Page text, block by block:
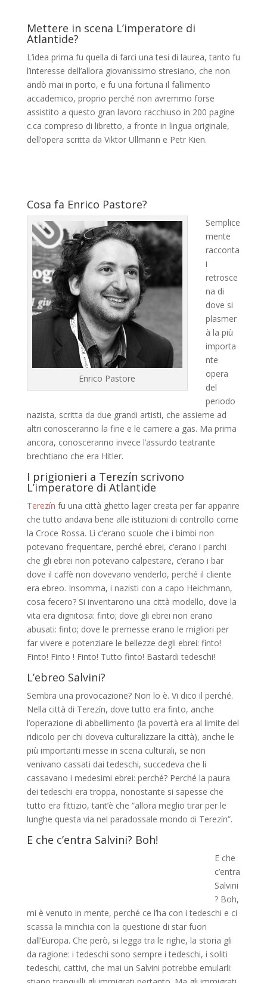
Mettere in scena L’imperatore di
Atlantide?
L’idea prima fu quella di farci una tesi di laurea, tanto fu
l’interesse dell’allora giovanissimo stresiano, che non
andò mai in porto, e fu una fortuna il fallimento
accademico, proprio perché non avremmo forse
assistito a questo gran lavoro racchiuso in 200 pagine
c.ca compreso di libretto, a fronte in lingua originale,
dell’opera scritta da Viktor Ullmann e Petr Kien.
Cosa fa Enrico Pastore?
Enrico Pastore
Semplice
mente
racconta
i
retrosce
na di
dove si
plasmer
à la più
importa
nte
opera
del
periodo
nazista, scritta da due grandi artisti, che assieme ad
altri conosceranno la fine e le camere a gas. Ma prima
ancora, conosceranno invece l’assurdo teatrante
brechtiano che era Hitler.
I prigionieri a Terezín scrivono
L’imperatore di Atlantide
Terezín fu una città ghetto lager creata per far apparire
che tutto andava bene alle istituzioni di controllo come
la Croce Rossa. Lì c’erano scuole che i bimbi non
potevano frequentare, perché ebrei, c’erano i parchi
che gli ebrei non potevano calpestare, c’erano i bar
dove il caffè non dovevano venderlo, perché il cliente
era ebreo. Insomma, i nazisti con a capo Heichmann,
cosa fecero? Si inventarono una città modello, dove la
vita era dignitosa: finto; dove gli ebrei non erano
abusati: finto; dove le premesse erano le migliori per
far vivere e potenziare le bellezze degli ebrei: finto!
Finto! Finto ! Finto! Tutto finto! Bastardi tedeschi!
L’ebreo Salvini?
Sembra una provocazione? Non lo è. Vi dico il perché.
Nella città di Terezín, dove tutto era finto, anche
l’operazione di abbellimento (la povertà era al limite del
ridicolo per chi doveva culturalizzare la città), anche le
più importanti messe in scena culturali, se non
venivano cassati dai tedeschi, succedeva che li
cassavano i medesimi ebrei: perché? Perché la paura
dei tedeschi era troppa, nonostante si sapesse che
tutto era fittizio, tant’è che “allora meglio tirar per le
lunghe questa via nel paradossale mondo di Terezín”.
E che c’entra Salvini? Boh!
E che
c’entra
Salvini
? Boh,
mi è venuto in mente, perché ce l’ha con i tedeschi e ci
scassa la minchia con la questione di star fuori
dall’Europa. Che però, si legga tra le righe, la storia gli
da ragione: i tedeschi sono sempre i tedeschi, i soliti
tedeschi, cattivi, che mai un Salvini potrebbe emularli: